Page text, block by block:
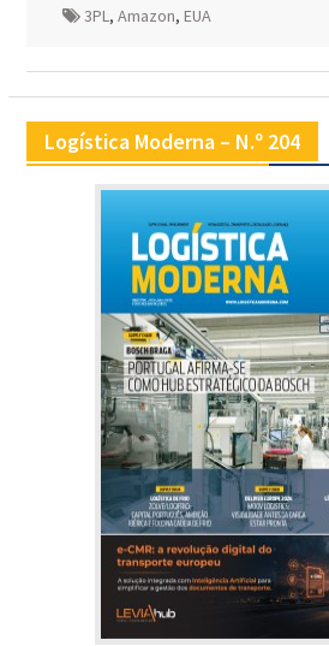
3PL, Amazon, EUA
Logística Moderna – N.º 204